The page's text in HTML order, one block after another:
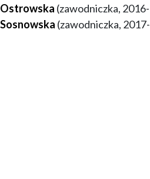
Ostrowska (zawodniczka,
Sosnowska (zawodniczka,